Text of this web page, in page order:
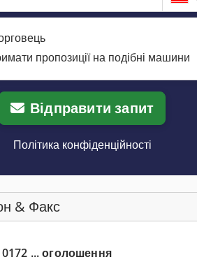
пропозиції на подібні машини
Відправити запит
Політика конфіденційності
& Факс
0172 ... оголошення